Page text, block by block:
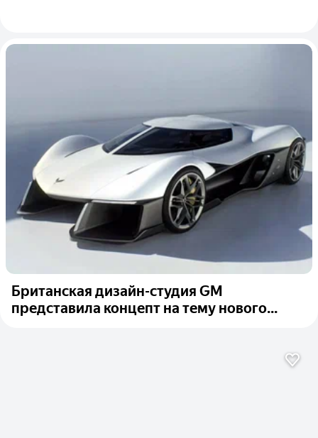
Британская дизайн-студия GM
представила концепт на тему нового...